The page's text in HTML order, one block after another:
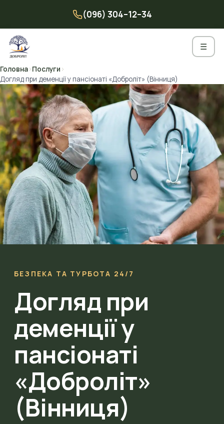
вмісту
(096) 304–12–34
☰
Головна›Послуги ›
Догляд при деменції у пансіонаті «Доброліт» (Вінниця)
БЕЗПЕКА ТА ТУРБОТА 24/7
Догляд при
деменції у
пансіонаті
«Доброліт»
(Вінниця)